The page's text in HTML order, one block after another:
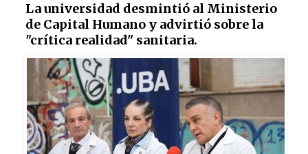
La universidad desmintió al Ministerio
de Capital Humano y advirtió sobre la
"crítica realidad" sanitaria.